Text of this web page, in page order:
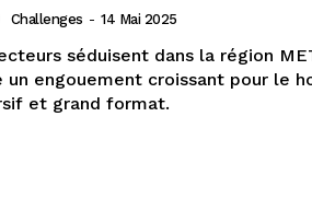
Challenges - 14 Mai 2025
séduisent dans la région
un engouement croissant pour le
et grand format.